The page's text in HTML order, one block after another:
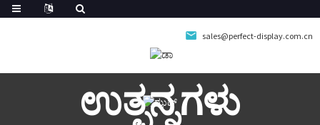
sales@perfect-display.com.cn
ಉತ್ಪನ್ನಗಳು